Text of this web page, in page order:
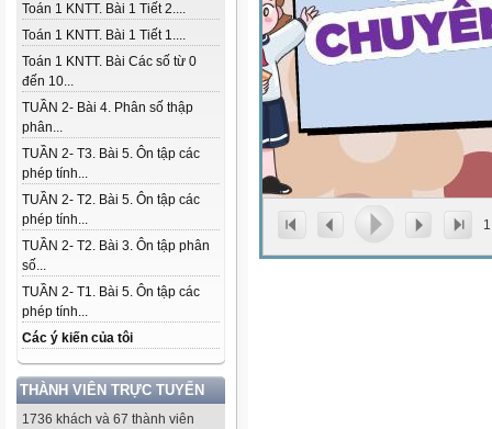
Toán 1 KNTT. Bài 1 Tiết 2....
Toán 1 KNTT. Bài 1 Tiết 1....
Toán 1 KNTT. Bài Các số từ 0
đến 10...
TUẦN 2- Bài 4. Phân số thập
phân...
TUẦN 2- T3. Bài 5. Ôn tập các
phép tính...
TUẦN 2- T2. Bài 5. Ôn tập các
phép tính...
TUẦN 2- T2. Bài 3. Ôn tập phân
số...
TUẦN 2- T1. Bài 5. Ôn tập các
phép tính...
Các ý kiến của tôi
THÀNH VIÊN TRỰC TUYẾN
1736 khách và 67 thành viên
1